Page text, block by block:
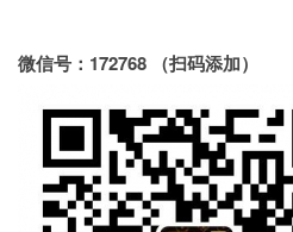
微信号：172768 （扫码添加）